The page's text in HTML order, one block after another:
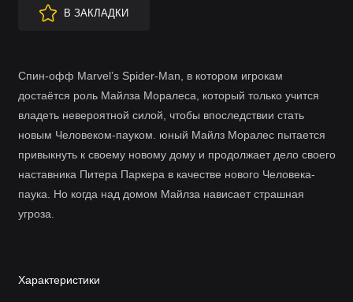
В ЗАКЛАДКИ
Характеристики
Спин-офф Marvel’s Spider-Man, в котором игрокам
достаётся роль Майлза Моралеса, который только учится
владеть невероятной силой, чтобы впоследствии стать
новым Человеком-пауком. юный Майлз Моралес пытается
привыкнуть к своему новому дому и продолжает дело своего
наставника Питера Паркера в качестве нового Человека-
паука. Но когда над домом Майлза нависает страшная
угроза.